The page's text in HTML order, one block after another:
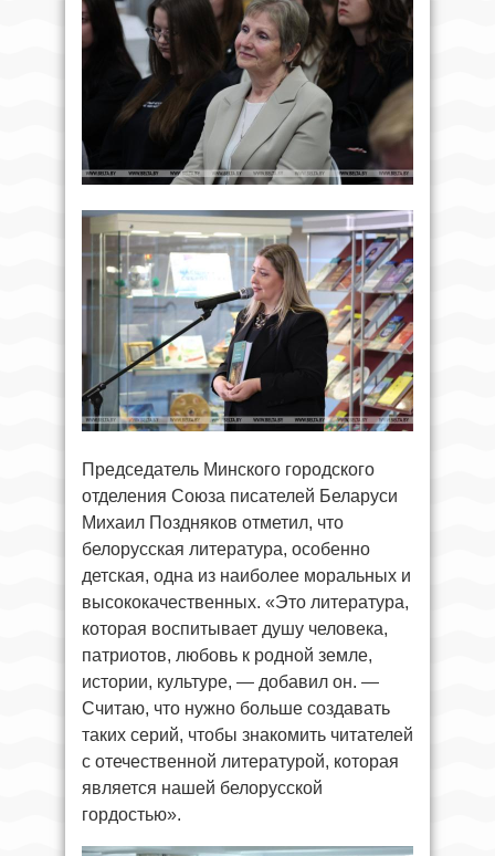
Председатель Минского городского
отделения Союза писателей Беларуси
Михаил Поздняков отметил, что
белорусская литература, особенно
детская, одна из наиболее моральных и
высококачественных. «Это литература,
которая воспитывает душу человека,
патриотов, любовь к родной земле,
истории, культуре, — добавил он. —
Считаю, что нужно больше создавать
таких серий, чтобы знакомить читателей
с отечественной литературой, которая
является нашей белорусской
гордостью».